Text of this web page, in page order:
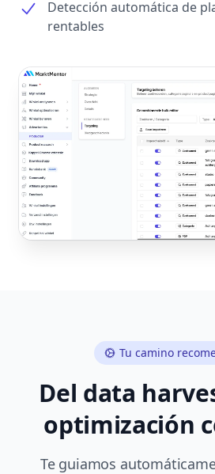
Detección automática de
rentables
Tu camino
Del data
optimización
Te guiamos